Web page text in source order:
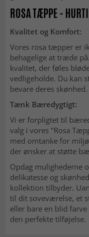
ROSA TÆPPE -
Kvalitet og Komfort:
Vores rosa tæpper er
behagelige at træde
kvalitet, der føles
vedligeholde. Du kan
bevare deres skønhed.
Tænk Bæredygtigt:
Vi er forpligtet til
valg i vores "Rosa
med omtanke for
der ønsker at støtte
Opdag mulighederne
delikatesse og
kollektion tilbyder.
til dit soveværelse, et
eller bare en blid
den perfekte tilføjelse.